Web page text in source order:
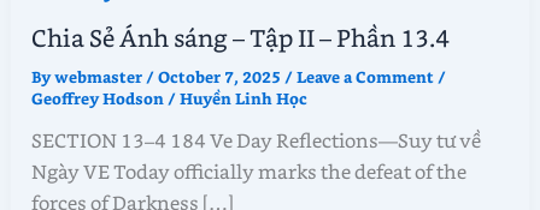
Chia Sẻ Ánh sáng – Tập II – Phần 13.4
Bywebmaster /October 7, 2025 /Leave a Comment /
Geoffrey Hodson /Huyền Linh Học
SECTION 13–4 184 Ve Day Reflections—Suy tư về
Ngày VE Today officially marks the defeat of the
forces of Darkness […]